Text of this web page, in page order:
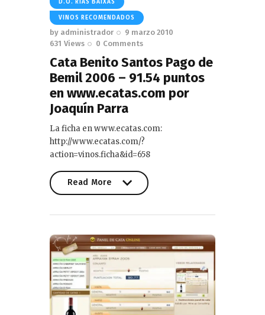
D.O. RIAS BAIXAS
VINOS RECOMENDADOS
by administrador
9 marzo 2010
631 Views 0 Comments
Cata Benito Santos Pago de
Bemil 2006 – 91.54 puntos
en www.ecatas.com por
Joaquín Parra
La ficha en www.ecatas.com:
http://www.ecatas.com/?
action=vinos.ficha&id=658
Read More